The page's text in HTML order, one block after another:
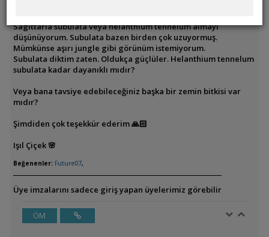
Sagittaria subulata veya helanthium tennelum almayı
düşünüyorum. Subulata bazen birden çok uzuyormuş.
Mümkünse aşırı jungle gibi görünüm istemiyorum.
Subulata diktim zaten. Oldukça güçlüler. Helanthium tennelum
subulata kadar dayanıklı mıdır?
Veya bana tavsiye edebileceğiniz başka bir zemin bitkisi var
mıdır?
Şimdiden çok teşekkür ederim 🙏🏻
Işıl Çiçek 🌸
Beğenenler: Future07,
Üye imzalarını sadece giriş yapan üyelerimiz görebilir
ÖM